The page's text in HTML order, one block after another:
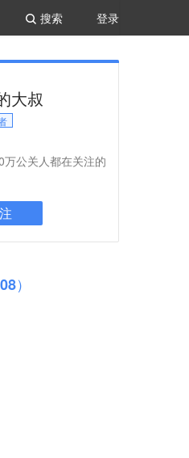
登录
搜索
大叔
公关人都在关注的
）